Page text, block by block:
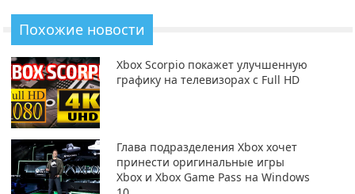
Похожие новости
Xbox Scorpio покажет улучшенную
графику на телевизорах с Full HD
Глава подразделения Xbox хочет
принести оригинальные игры
Xbox и Xbox Game Pass на Windows